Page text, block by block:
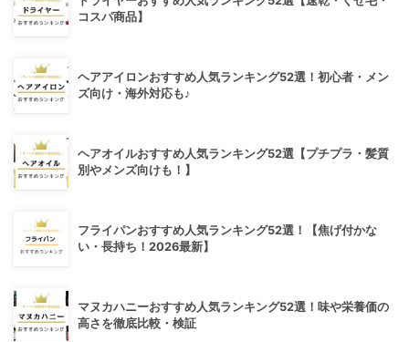
コスパ商品】
ヘアアイロンおすすめ人気ランキング52選！初心者・メン
ズ向け・海外対応も♪
ヘアオイルおすすめ人気ランキング52選【プチプラ・髪質
別やメンズ向けも！】
フライパンおすすめ人気ランキング52選！【焦げ付かな
い・長持ち！2026最新】
マヌカハニーおすすめ人気ランキング52選！味や栄養価の
高さを徹底比較・検証